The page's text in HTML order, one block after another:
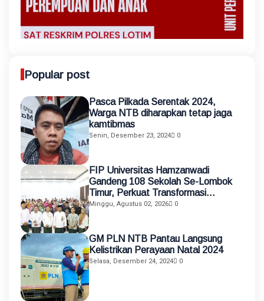
Popular post
Pasca Pilkada Serentak 2024,
Warga NTB diharapkan tetap jaga
kamtibmas
Senin, Desember 23, 2024 0
FIP Universitas Hamzanwadi
Gandeng 108 Sekolah Se-Lombok
Timur, Perkuat Transformasi
Pendidikan melalui Asistensi
Minggu, Agustus 02, 2026 0
GM PLN NTB Pantau Langsung
Kelistrikan Perayaan Natal 2024
Selasa, Desember 24, 2024 0